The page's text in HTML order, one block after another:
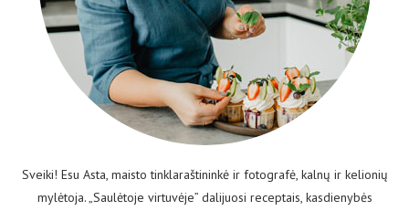
Sveiki! Esu Asta, maisto tinklaraštininkė ir fotografė, kalnų ir kelionių
mylėtoja. „Saulėtoje virtuvėje” dalijuosi receptais, kasdienybės